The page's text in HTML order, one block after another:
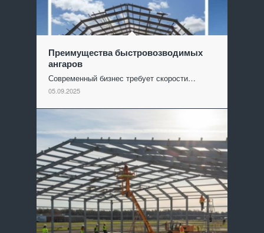
Преимущества быстровозводимых
ангаров
Современный бизнес требует скорости…
05.09.2025